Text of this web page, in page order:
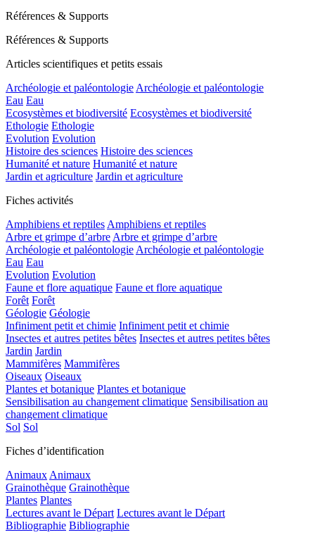
Références & Supports
Références & Supports
Articles scientifiques et petits essais
Archéologie et paléontologie Archéologie et paléontologie
Eau Eau
Ecosystèmes et biodiversité Ecosystèmes et biodiversité
Ethologie Ethologie
Evolution Evolution
Histoire des sciences Histoire des sciences
Humanité et nature Humanité et nature
Jardin et agriculture Jardin et agriculture
Fiches activités
Amphibiens et reptiles Amphibiens et reptiles
Arbre et grimpe d’arbre Arbre et grimpe d’arbre
Archéologie et paléontologie Archéologie et paléontologie
Eau Eau
Evolution Evolution
Faune et flore aquatique Faune et flore aquatique
Forêt Forêt
Géologie Géologie
Infiniment petit et chimie Infiniment petit et chimie
Insectes et autres petites bêtes Insectes et autres petites bêtes
Jardin Jardin
Mammifères Mammifères
Oiseaux Oiseaux
Plantes et botanique Plantes et botanique
Sensibilisation au changement climatique Sensibilisation au
changement climatique
Sol Sol
Fiches d’identification
Animaux Animaux
Grainothèque Grainothèque
Plantes Plantes
Lectures avant le Départ Lectures avant le Départ
Bibliographie Bibliographie